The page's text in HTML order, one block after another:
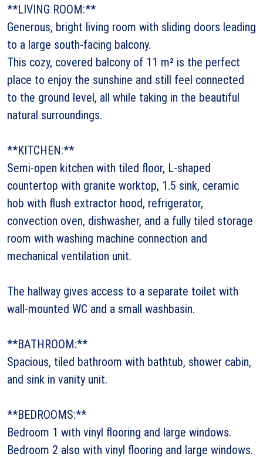
**LIVING ROOM:**
Generous, bright living room with sliding doors leading
to a large south-facing balcony.
This cozy, covered balcony of 11 m² is the perfect
place to enjoy the sunshine and still feel connected
to the ground level, all while taking in the beautiful
natural surroundings.
**KITCHEN:**
Semi-open kitchen with tiled floor, L-shaped
countertop with granite worktop, 1.5 sink, ceramic
hob with flush extractor hood, refrigerator,
convection oven, dishwasher, and a fully tiled storage
room with washing machine connection and
mechanical ventilation unit.
The hallway gives access to a separate toilet with
wall-mounted WC and a small washbasin.
**BATHROOM:**
Spacious, tiled bathroom with bathtub, shower cabin,
and sink in vanity unit.
**BEDROOMS:**
Bedroom 1 with vinyl flooring and large windows.
Bedroom 2 also with vinyl flooring and large windows.